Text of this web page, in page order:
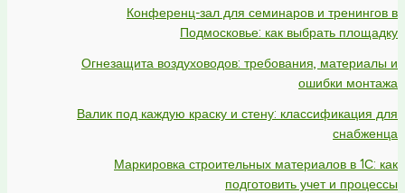
Конференц-зал для семинаров и тренингов в
Подмосковье: как выбрать площадку
Огнезащита воздуховодов: требования, материалы и
ошибки монтажа
Валик под каждую краску и стену: классификация для
снабженца
Маркировка строительных материалов в 1С: как
подготовить учет и процессы